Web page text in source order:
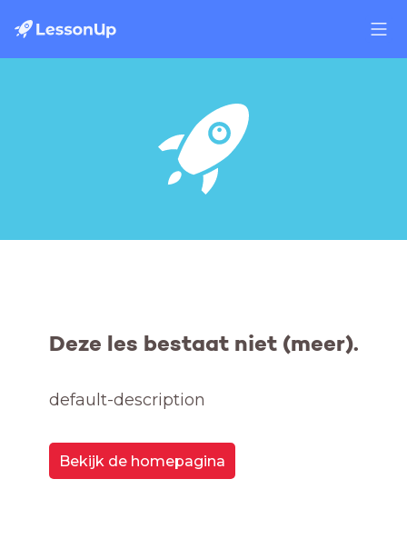
Deze les bestaat niet (meer).
default-description
Bekijk de homepagina